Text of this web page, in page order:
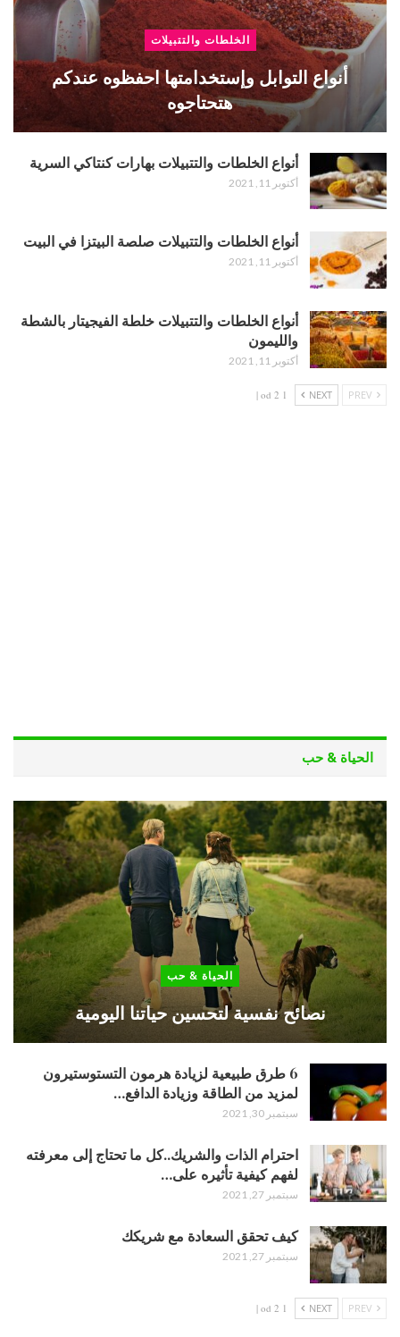
الخلطات والتتبيلات
أنواع التوابل وإستخدامتها احفظوه عندكم
هتحتاجوه
أنواع الخلطات والتتبيلات بهارات كنتاكي السرية
أكتوبر 11, 2021
أنواع الخلطات والتتبيلات صلصة البيتزا في البيت
أكتوبر 11, 2021
أنواع الخلطات والتتبيلات خلطة الفيجيتار بالشطة
والليمون
أكتوبر 11, 2021
NEXT
1 od 2 |
الحياة & حب
الحياة & حب
نصائح نفسية لتحسين حياتنا اليومية
6 طرق طبيعية لزيادة هرمون التستوستيرون
لمزيد من الطاقة وزيادة الدافع…
سبتمبر 30, 2021
احترام الذات والشريك..كل ما تحتاج إلى معرفته
لفهم كيفية تأثيره على…
سبتمبر 27, 2021
كيف تحقق السعادة مع شريكك
سبتمبر 27, 2021
NEXT
1 od 2 |